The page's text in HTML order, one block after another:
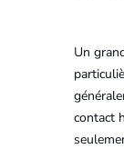
Un
contact